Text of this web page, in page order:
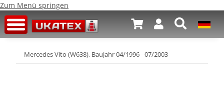
Zum Menü springen
Mercedes Vito (W638), Baujahr 04/1996 - 07/2003